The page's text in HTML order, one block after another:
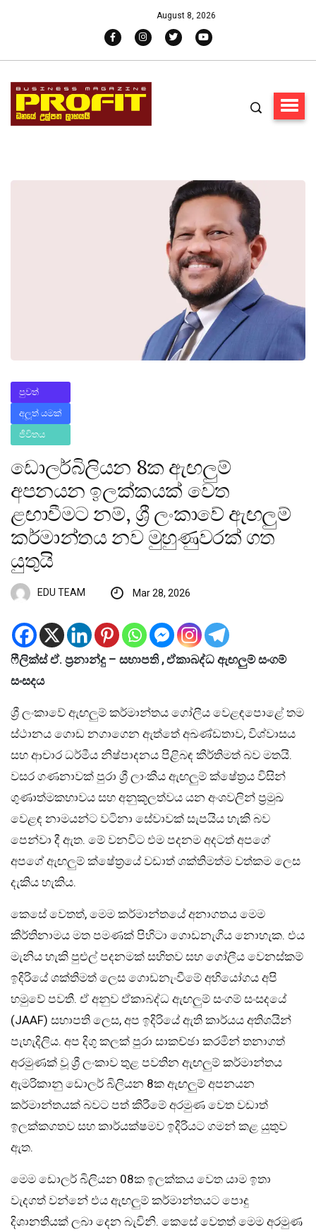
August 8, 2026
පුවත්
අලූත් යමක්
ජීවිතය
ඩොලර්බිලියන 8ක ඇඟලුම්
අපනයන ඉලක්කයක් වෙත
ළඟාවීමට නම්, ශ්‍රී ලංකාවේ ඇඟලුම්
කර්මාන්තය නව මුහුණුවරක් ගත
යුතුයි
EDU TEAM Mar 28, 2026
ෆීලික්ස් ඒ. ප්‍රනාන්දු – සභාපති,ඒකාබද්ධ ඇඟලුම් සංගම්
සංසදය
ශ්‍රී ලංකාවේ ඇඟලුම් කර්මාන්තය ගෝලීය වෙළඳපොළේ තම
ස්ථානය ගොඩ නගාගෙන ඇත්තේ අඛණ්ඩතාව, විශ්වාසය
සහ ආචාර ධර්මීය නිෂ්පාදනය පිළිබඳ කීර්තිමත් බව මතයි.
වසර ගණනාවක් පුරා ශ්‍රී ලාංකීය ඇඟලුම් ක්ෂේත්‍රය විසින්
ගුණාත්මකභාවය සහ අනුකූලත්වය යන අංශවලින් ප්‍රමුඛ
වෙළඳ නාමයන්ට වටිනා සේවාවක් සැපයිය හැකි බව
පෙන්වා දී ඇත. මේ වනවිට එම පදනම අදටත් අපගේ
අපගේ ඇඟලුම් ක්ෂේත්‍රයේ වඩාත් ශක්තිමත්ම වත්කම ලෙස
දැකිය හැකිය.
කෙසේ වෙතත්, මෙම කර්මාන්තයේ අනාගතය මෙම
කීර්තිනාමය මත පමණක් පිහිටා ගොඩනැගිය නොහැක. එය
මැනිය හැකි පුළුල් පදනමක් සහිතව සහ ගෝලීය වෙනස්කම්
ඉදිරියේ ශක්තිමත් ලෙස ගොඩනැංවීමේ අභියෝගය අපි
හමුවේ පවතී. ඒ අනුව ඒකාබද්ධ ඇඟලුම් සංගම් සංසදයේ
(JAAF) සභාපති ලෙස, අප ඉදිරියේ ඇති කාර්යය අතිශයින්
පැහැදිලිය. අප දිගු කලක් පුරා සාකච්ඡා කරමින් තනාගත්
අරමුණක් වූ ශ්‍රී ලංකාව තුළ පවතින ඇඟලුම් කර්මාන්තය
ඇමරිකානු ඩොලර් බිලියන 8ක ඇඟලුම් අපනයන
කර්මාන්තයක් බවට පත් කිරීමේ අරමුණ වෙත වඩාත්
ඉලක්කගතව සහ කාර්යක්ෂමව ඉදිරියට ගමන් කළ යුතුව
ඇත.
මෙම ඩොලර් බිලියන 08ක ඉලක්කය වෙත යාම ඉතා
වැදගත් වන්නේ එය ඇඟලුම් කර්මාන්තයට පොදු
දිශානතියක් ලබා දෙන බැවිනි. කෙසේ වෙතත් මෙම අරමුණ